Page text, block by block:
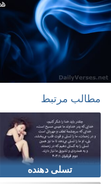
مطالب مرتبط
تسلی دهنده